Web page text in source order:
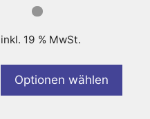
inkl. 19 % MwSt.
Optionen wählen